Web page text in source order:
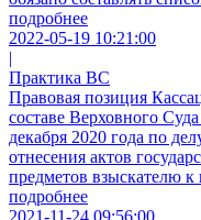
подробнее
2022-05-19 10:21:00
|
Практика ВС
Правовая позиция
составе Верховного
декабря 2020 года по
отнесения актов
предметов взыскателю к
подробнее
2021-11-24 09:56:00